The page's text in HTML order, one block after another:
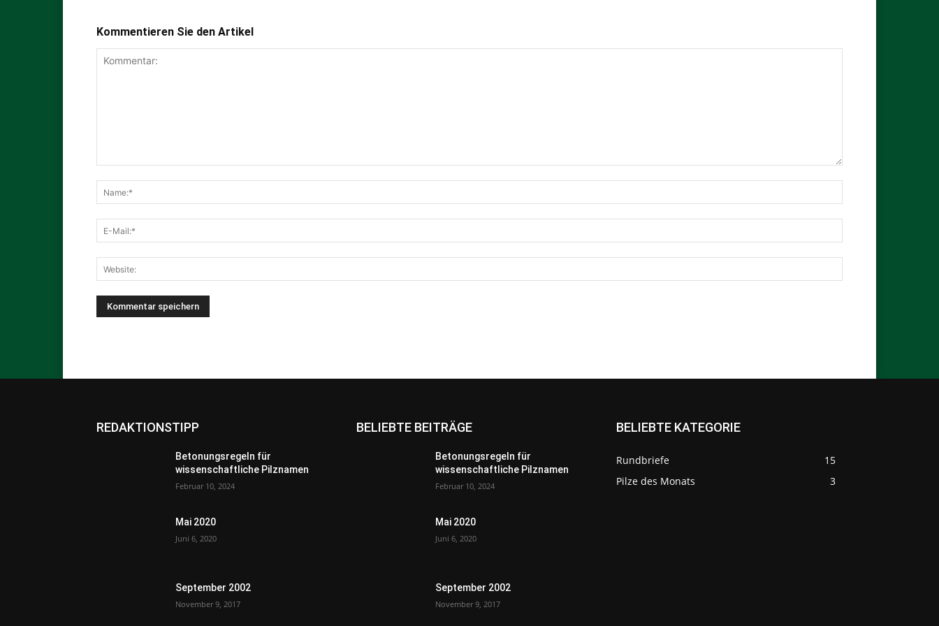
Kommentieren Sie den Artikel
REDAKTIONSTIPP
Betonungsregeln für
wissenschaftliche Pilznamen
Februar 10, 2024
Mai 2020
Juni 6, 2020
September 2002
November 9, 2017
BELIEBTE BEITRÄGE
Betonungsregeln für
wissenschaftliche Pilznamen
Februar 10, 2024
Mai 2020
Juni 6, 2020
September 2002
November 9, 2017
BELIEBTE KATEGORIE
Rundbriefe
15
Pilze des Monats
3